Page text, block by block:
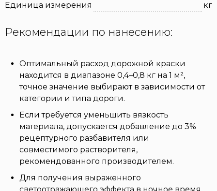
Единица измерения кг
Рекомендации по нанесению:
Оптимальный расход дорожной краски
находится в диапазоне 0,4–0,8 кг на 1 м²,
точное значение выбирают в зависимости от
категории и типа дороги.
Если требуется уменьшить вязкость
материала, допускается добавление до 3%
рецептурного разбавителя или
совместимого растворителя,
рекомендованного производителем.
Для получения выраженного